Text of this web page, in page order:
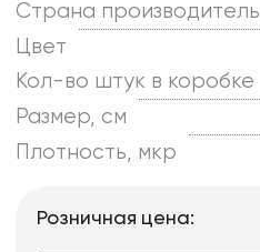
Страна производитель
Цвет
Кол-во штук в коробке
Размер, см
Плотность, мкр
Розничная цена: